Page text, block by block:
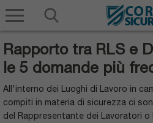
Rapporto tra RLS e
le 5 domande più
All'interno dei Luoghi di Lavoro in
compiti in materia di sicurezza ci
del Rappresentante dei Lavoratori